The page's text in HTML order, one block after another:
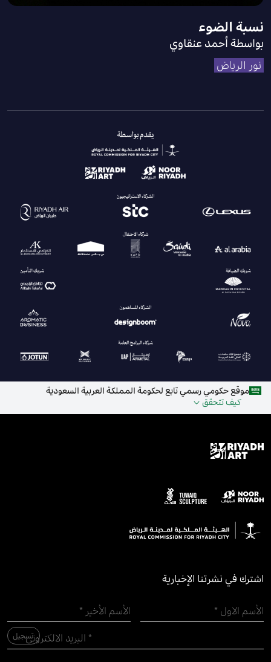
نسبة الضوء
بواسطة أحمد عنقاوي
نور الرياض
موقع حكومي رسمي تابع لحكومة المملكة العربية السعودية
كيف تتحقق
اشترك في نشرتنا الإخبارية